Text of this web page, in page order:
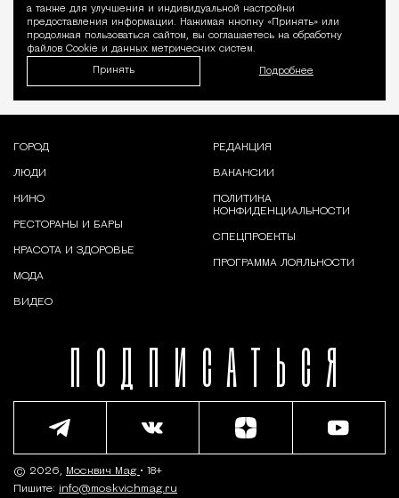
а также для улучшения и индивидуальной настройки
предоставления информации. Нажимая кнопку «Принять» или
продолжая пользоваться сайтом, вы соглашаетесь на обработку
файлов Cookie и данных метрических систем.
Принять Подробнее
ПОДПИСАТЬСЯ
ГОРОД
ЛЮДИ
КИНО
РЕСТОРАНЫ И БАРЫ
КРАСОТА И ЗДОРОВЬЕ
МОДА
ВИДЕО
РЕДАКЦИЯ
ВАКАНСИИ
ПОЛИТИКА
КОНФИДЕНЦИАЛЬНОСТИ
СПЕЦПРОЕКТЫ
ПРОГРАММА ЛОЯЛЬНОСТИ
© 2026, Москвич Mag • 18+
Пишите: info@moskvichmag.ru